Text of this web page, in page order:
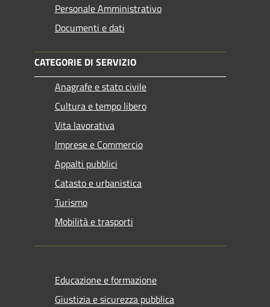
Personale Amministrativo
Documenti e dati
CATEGORIE DI SERVIZIO
Anagrafe e stato civile
Cultura e tempo libero
Vita lavorativa
Imprese e Commercio
Appalti pubblici
Catasto e urbanistica
Turismo
Mobilità e trasporti
Educazione e formazione
Giustizia e sicurezza pubblica